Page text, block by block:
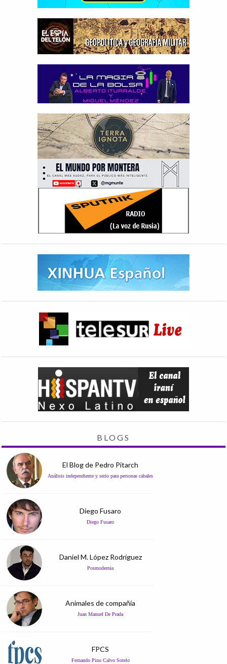
BLOGS
El Blog de Pedro Pitarch
Análisis independiente y serio para personas cabales
Diego Fusaro
Diego Fusaro
Daniel M. López Rodríguez
Posmodernia
Animales de compañía
Juan Manuel De Prada
FPCS
Fernando Pino Calvo Sotelo